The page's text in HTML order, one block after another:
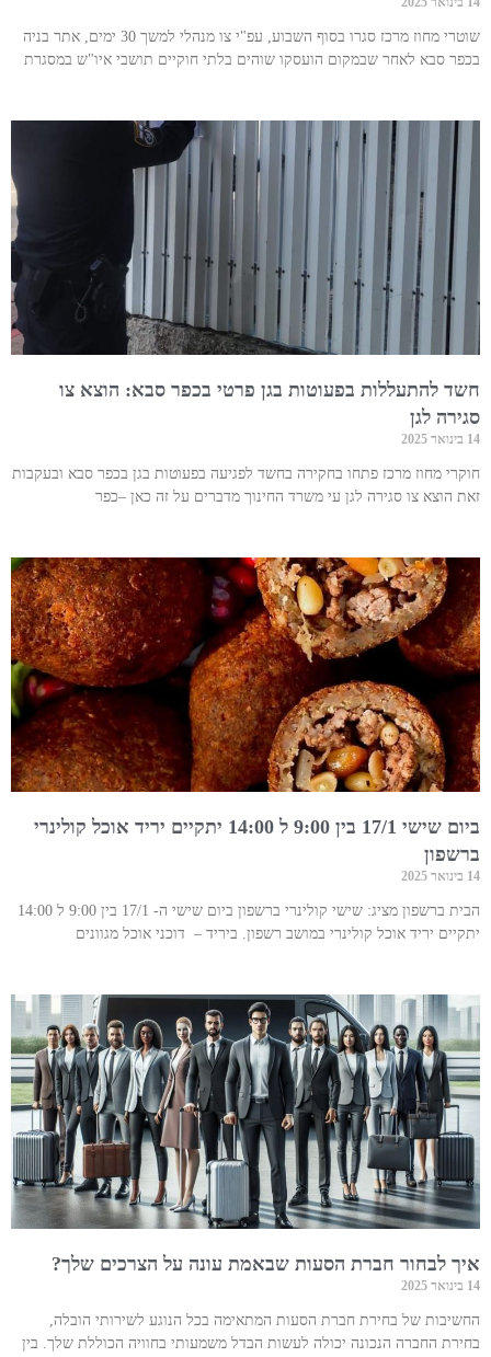
שוטרי מחוז מרכז סגרו בסוף השבוע, עפ"י צו מנהלי למשך 30 ימים, אתר בניה
בכפר סבא לאחר שבמקום הועסקו שוהים בלתי חוקיים תושבי איו"ש במסגרת
חשד להתעללות בפעוטות בגן פרטי בכפר סבא: הוצא צו
סגירה לגן
14 בינואר 2025
חוקרי מחוז מרכז פתחו בחקירה בחשד לפגיעה בפעוטות בגן בכפר סבא ובעקבות
זאת הוצא צו סגירה לגן עי משרד החינוך מדברים על זה כאן –כפר
ביום שישי 17/1 בין 9:00 ל 14:00 יתקיים יריד אוכל קולינרי
ברשפון
14 בינואר 2025
הבית ברשפון מציג: שישי קולינרי ברשפון ביום שישי ה- 17/1 בין 9:00 ל 14:00
יתקיים יריד אוכל קולינרי במושב רשפון. ביריד – דוכני אוכל מגוונים
איך לבחור חברת הסעות שבאמת עונה על הצרכים שלך?
14 בינואר 2025
החשיבות של בחירת חברת הסעות המתאימה בכל הנוגע לשירותי הובלה,
בחירת החברה הנכונה יכולה לעשות הבדל משמעותי בחוויה הכוללת שלך. בין